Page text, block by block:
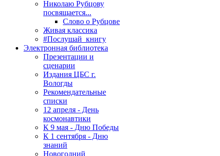
Николаю Рубцову
посвящается...
Слово о Рубцове
Живая классика
#Послушай_книгу
Электронная библиотека
Презентации и
сценарии
Издания ЦБС г.
Вологды
Рекомендательные
списки
12 апреля - День
космонавтики
К 9 мая - Дню Победы
К 1 сентября - Дню
знаний
Новогодний